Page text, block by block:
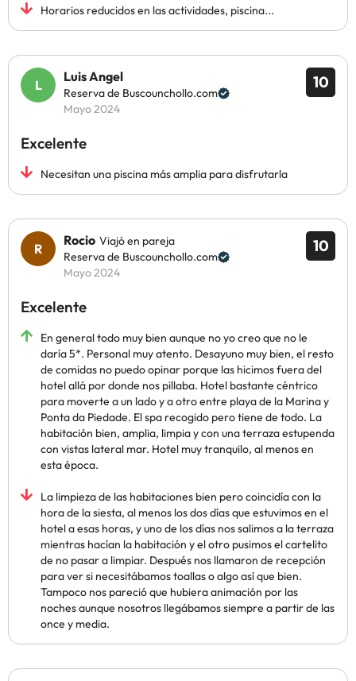
Horarios reducidos en las actividades, piscina...
10
Luis Angel
Reserva de Buscounchollo.com
Mayo 2024
Excelente
Necesitan una piscina más amplia para disfrutarla
10
Rocio Viajó en pareja
Reserva de Buscounchollo.com
Mayo 2024
Excelente
En general todo muy bien aunque no yo creo que no le
daría 5*. Personal muy atento. Desayuno muy bien, el resto
de comidas no puedo opinar porque las hicimos fuera del
hotel allá por donde nos pillaba. Hotel bastante céntrico
para moverte a un lado y a otro entre playa de la Marina y
Ponta da Piedade. El spa recogido pero tiene de todo. La
habitación bien, amplia, limpia y con una terraza estupenda
con vistas lateral mar. Hotel muy tranquilo, al menos en
esta época.
La limpieza de las habitaciones bien pero coincidía con la
hora de la siesta, al menos los dos días que estuvimos en el
hotel a esas horas, y uno de los días nos salimos a la terraza
mientras hacían la habitación y el otro pusimos el cartelito
de no pasar a limpiar. Después nos llamaron de recepción
para ver si necesitábamos toallas o algo así que bien.
Tampoco nos pareció que hubiera animación por las
noches aunque nosotros llegábamos siempre a partir de las
once y media.